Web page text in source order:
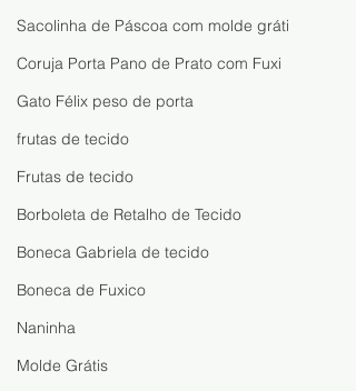
Sacolinha de Páscoa com molde gráti
Coruja Porta Pano de Prato com Fuxi
Gato Félix peso de porta
frutas de tecido
Frutas de tecido
Borboleta de Retalho de Tecido
Boneca Gabriela de tecido
Boneca de Fuxico
Naninha
Molde Grátis